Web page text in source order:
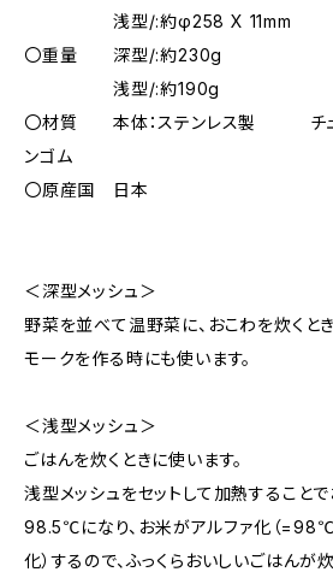
浅型/:約φ258 X 11mm
〇重量 深型/:約230g
浅型/:約190g
〇材質 本体：ステンレス製 チュー
ンゴム
〇原産国 日本
＜深型メッシュ＞
野菜を並べて温野菜に、おこわを炊くと
モークを作る時にも使います。
＜浅型メッシュ＞
ごはんを炊くときに使います。
浅型メッシュをセットして加熱すること
98.5℃になり、お米がアルファ化（
化）するので、ふっくらおいしいごはんが